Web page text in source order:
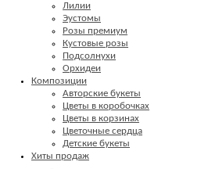
Лилии
Эустомы
Розы премиум
Кустовые розы
Подсолнухи
Орхидеи
Композиции
Авторские букеты
Цветы в коробочках
Цветы в корзинах
Цветочные сердца
Детские букеты
Хиты продаж